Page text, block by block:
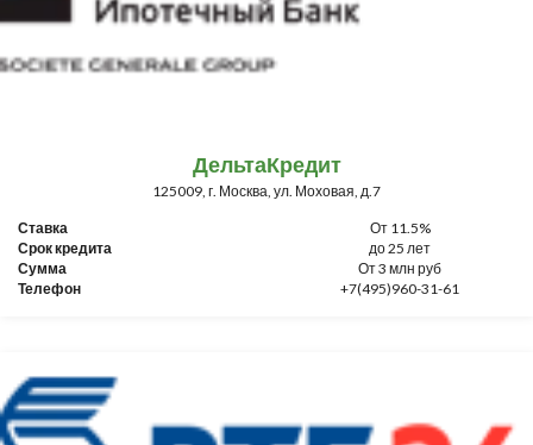
ДельтаКредит
125009, г. Москва, ул. Моховая, д.7
Ставка
От 11.5%
Срок кредита
до 25 лет
Сумма
От 3 млн руб
Телефон
+7(495)960-31-61